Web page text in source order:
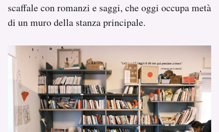
scaffale con romanzi e saggi, che oggi occupa metà
di un muro della stanza principale.